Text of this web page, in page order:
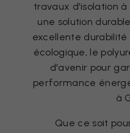
travaux d'isolation à
une solution
excellente
écologique, le
d'avenir pour
performance
à
Que ce soit